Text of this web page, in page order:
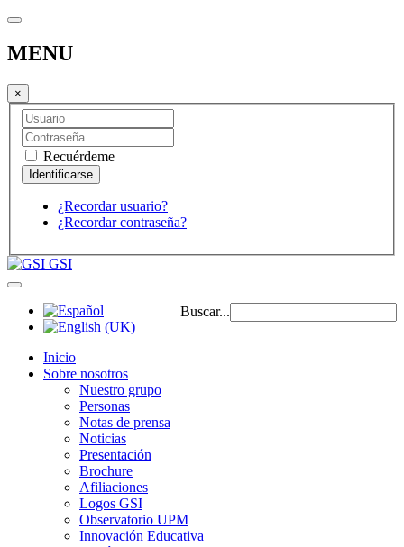
MENU
×
Recuérdeme
¿Recordar usuario?
¿Recordar contraseña?
GSI
Buscar...
Inicio
Sobre nosotros
Nuestro grupo
Personas
Notas de prensa
Noticias
Presentación
Brochure
Afiliaciones
Logos GSI
Observatorio UPM
Innovación Educativa